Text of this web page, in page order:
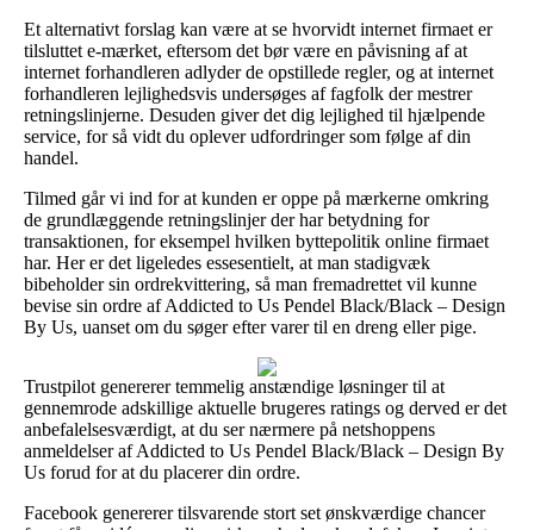
Et alternativt forslag kan være at se hvorvidt internet firmaet er
tilsluttet e-mærket, eftersom det bør være en påvisning af at
internet forhandleren adlyder de opstillede regler, og at internet
forhandleren lejlighedsvis undersøges af fagfolk der mestrer
retningslinjerne. Desuden giver det dig lejlighed til hjælpende
service, for så vidt du oplever udfordringer som følge af din
handel.
Tilmed går vi ind for at kunden er oppe på mærkerne omkring
de grundlæggende retningslinjer der har betydning for
transaktionen, for eksempel hvilken byttepolitik online firmaet
har. Her er det ligeledes essesentielt, at man stadigvæk
bibeholder sin ordrekvittering, så man fremadrettet vil kunne
bevise sin ordre af Addicted to Us Pendel Black/Black – Design
By Us, uanset om du søger efter varer til en dreng eller pige.
Trustpilot genererer temmelig anstændige løsninger til at
gennemrode adskillige aktuelle brugeres ratings og derved er det
anbefalelsesværdigt, at du ser nærmere på netshoppens
anmeldelser af Addicted to Us Pendel Black/Black – Design By
Us forud for at du placerer din ordre.
Facebook genererer tilsvarende stort set ønskværdige chancer